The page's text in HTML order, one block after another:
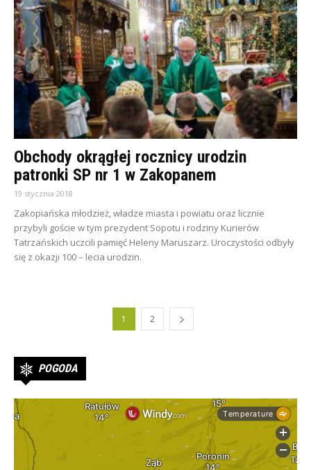
Obchody okrągłej rocznicy urodzin
patronki SP nr 1 w Zakopanem
19 stycznia 2018
Zakopiańska młodzież, władze miasta i powiatu oraz licznie
przybyli goście w tym prezydent Sopotu i rodziny Kurierów
Tatrzańskich uczcili pamięć Heleny Maruszarz. Uroczystości odbyły
się z okazji 100 – lecia urodzin.
1 2
POGODA